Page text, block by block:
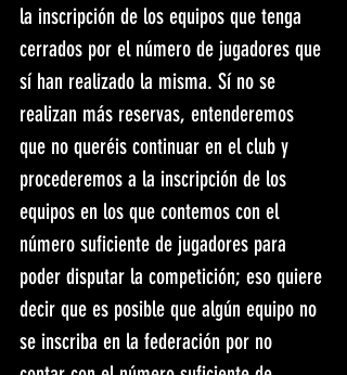
la inscripción de los equipos que tenga
cerrados por el número de jugadores que
sí han realizado la misma. Sí no se
realizan más reservas, entenderemos
que no queréis continuar en el club y
procederemos a la inscripción de los
equipos en los que contemos con el
número suficiente de jugadores para
poder disputar la competición; eso quiere
decir que es posible que algún equipo no
se inscriba en la federación por no